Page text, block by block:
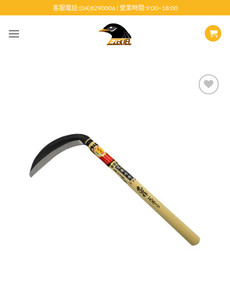
至
客服電話:(04)8290006 | 營業時間:9:00~18:00